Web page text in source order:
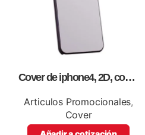
Cover de iphone4, 2D, como
Articulos Promocionales,
Cover